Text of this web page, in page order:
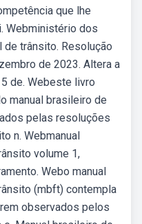
que lhe
Webministério dos
trânsito. Resolução
de 2023. Altera a
de. Webeste livro
manual brasileiro de
pelas resoluções
n. Webmanual
volume 1,
Webo manual
(mbft) contempla
observados pelos